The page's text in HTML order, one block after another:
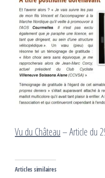
Vu du Château– Article du
Articles similaires